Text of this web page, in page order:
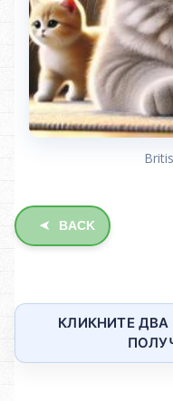
➤ BACK
КЛИКНИТЕ